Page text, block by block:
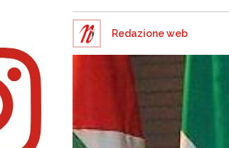
Redazione web